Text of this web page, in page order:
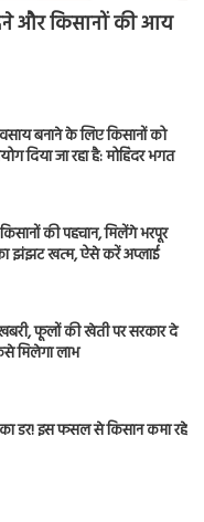
और किसानों की आय
बनाने के लिए किसानों को
दिया जा रहा है: मोहिंदर भगत
की पहचान, मिलेंगे भरपूर
का झंझट खत्म, ऐसे करें अप्लाई
फूलों की खेती पर सरकार दे
मिलेगा लाभ
डर! इस फसल से किसान कमा रहे